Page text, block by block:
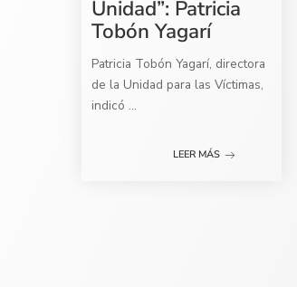
Unidad”: Patricia
Tobón Yagarí
Patricia Tobón Yagarí, directora
de la Unidad para las Víctimas,
indicó ...
LEER MÁS